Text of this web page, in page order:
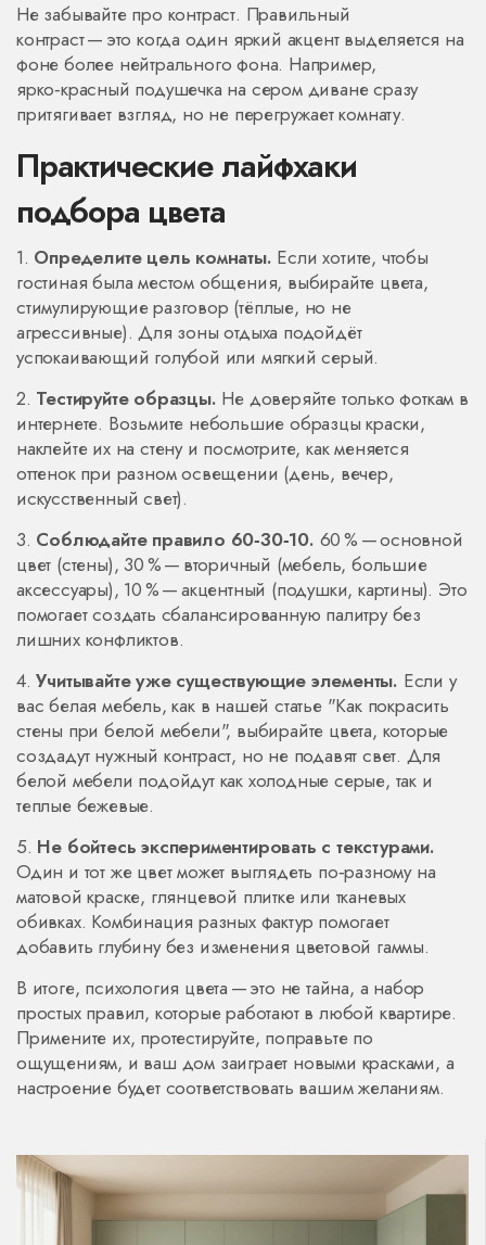
Не забывайте про контраст. Правильный
контраст — это когда один яркий акцент выделяется на
фоне более нейтрального фона. Например,
ярко‑красный подушечка на сером диване сразу
притягивает взгляд, но не перегружает комнату.
Практические лайфхаки
подбора цвета
1. Определите цель комнаты. Если хотите, чтобы
гостиная была местом общения, выбирайте цвета,
стимулирующие разговор (тёплые, но не
агрессивные). Для зоны отдыха подойдёт
успокаивающий голубой или мягкий серый.
2. Тестируйте образцы. Не доверяйте только фоткам в
интернете. Возьмите небольшие образцы краски,
наклейте их на стену и посмотрите, как меняется
оттенок при разном освещении (день, вечер,
искусственный свет).
3. Соблюдайте правило 60‑30‑10. 60 % — основной
цвет (стены), 30 % — вторичный (мебель, большие
аксессуары), 10 % — акцентный (подушки, картины). Это
помогает создать сбалансированную палитру без
лишних конфликтов.
4.Учитывайте уже существующие элементы. Если у
вас белая мебель, как в нашей статье "Как покрасить
стены при белой мебели", выбирайте цвета, которые
создадут нужный контраст, но не подавят свет. Для
белой мебели подойдут как холодные серые, так и
теплые бежевые.
5. Не бойтесь экспериментировать с текстурами.
Один и тот же цвет может выглядеть по‑разному на
матовой краске, глянцевой плитке или тканевых
обивках. Комбинация разных фактур помогает
добавить глубину без изменения цветовой гаммы.
В итоге, психология цвета — это не тайна, а набор
простых правил, которые работают в любой квартире.
Примените их, протестируйте, поправьте по
ощущениям, и ваш дом заиграет новыми красками, а
настроение будет соответствовать вашим желаниям.